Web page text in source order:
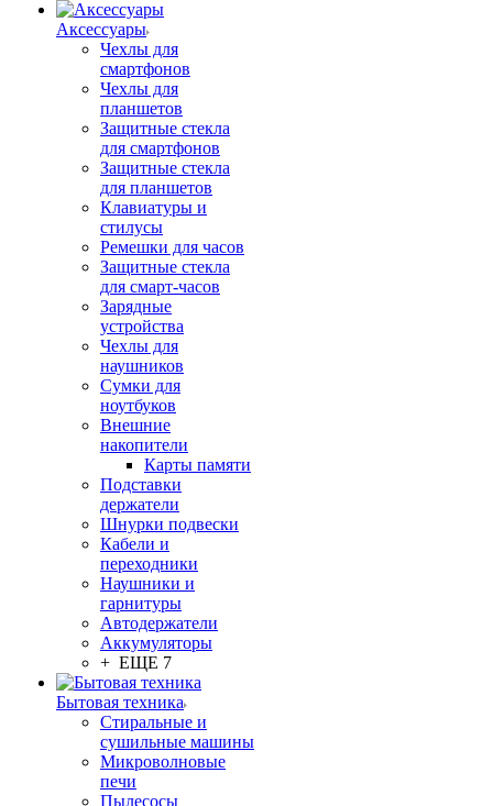
Аксессуары
Чехлы для
смартфонов
Чехлы для
планшетов
Защитные стекла
для смартфонов
Защитные стекла
для планшетов
Клавиатуры и
стилусы
Ремешки для часов
Защитные стекла
для смарт-часов
Зарядные
устройства
Чехлы для
наушников
Сумки для
ноутбуков
Внешние
накопители
Карты памяти
Подставки
держатели
Шнурки подвески
Кабели и
переходники
Наушники и
гарнитуры
Автодержатели
Аккумуляторы
+ ЕЩЕ 7
Бытовая техника
Стиральные и
сушильные машины
Микроволновые
печи
Пылесосы